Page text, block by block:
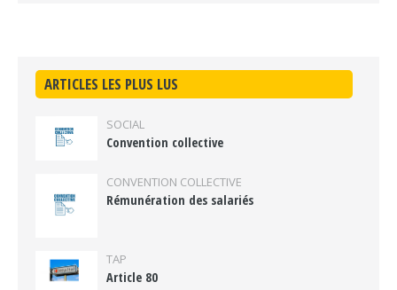
ARTICLES LES PLUS LUS
SOCIAL
Convention collective
CONVENTION COLLECTIVE
Rémunération des salariés
TAP
Article 80